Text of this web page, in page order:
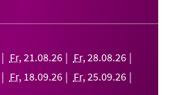
Fr, 21 .08.26 Fr, 28.08.26
Fr, 18.09.26 Fr, 25.09.26